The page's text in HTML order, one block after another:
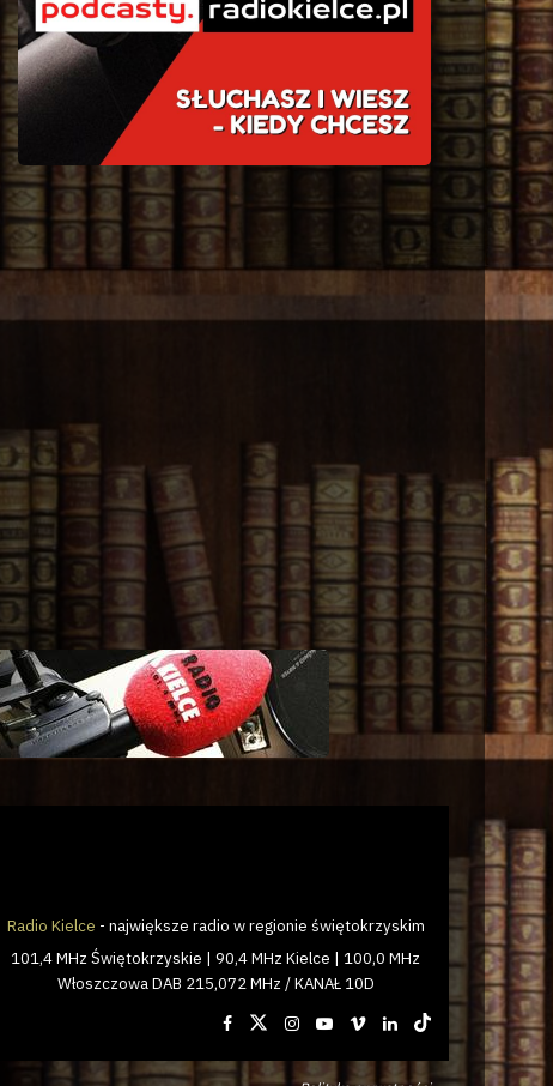
Radio Kielce - największe radio w regionie świętokrzyskim
101,4 MHz Świętokrzyskie | 90,4 MHz Kielce | 100,0 MHz
Włoszczowa DAB 215,072 MHz / KANAŁ 10D